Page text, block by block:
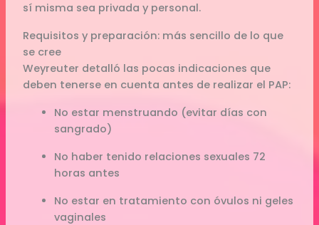
sí misma sea privada y personal.
Requisitos y preparación: más sencillo de lo que
se cree
Weyreuter detalló las pocas indicaciones que
deben tenerse en cuenta antes de realizar el PAP:
No estar menstruando (evitar días con
sangrado)
No haber tenido relaciones sexuales 72
horas antes
No estar en tratamiento con óvulos ni geles
vaginales